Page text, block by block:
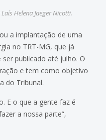
Helena Jaeger Nicotti.
a implantação de uma
no TRT-MG, que já
publicado até julho. O
e tem como objetivo
do Tribunal.
E o que a gente faz é
a nossa parte”,